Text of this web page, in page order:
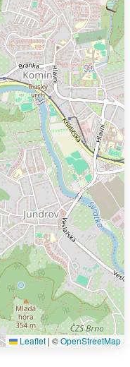
Leaflet | ©OpenStreetMap